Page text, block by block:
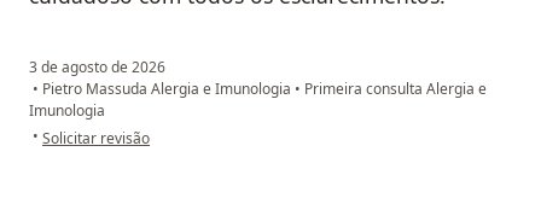
3 de agosto de 2026
• Pietro Massuda Alergia e Imunologia • Primeira consulta Alergia e
Imunologia
• na opinião do utilizador E.R.M.
Solicitar revisão